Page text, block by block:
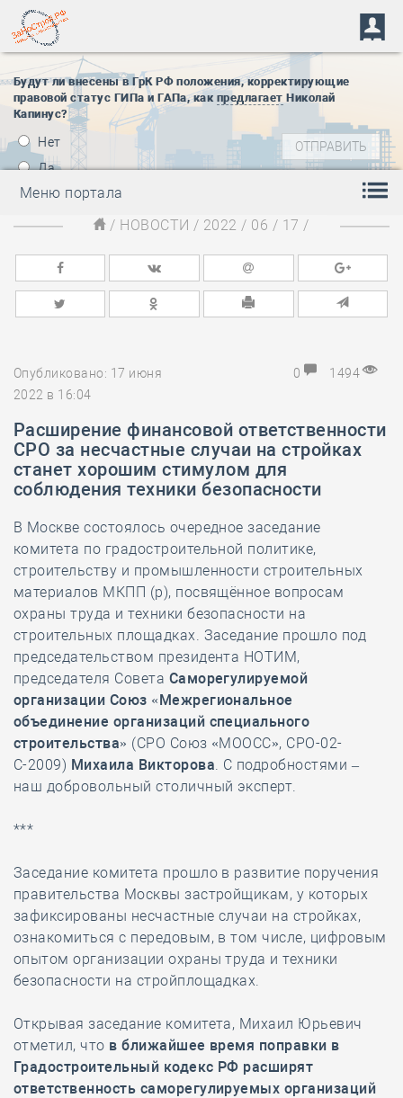
Будут ли внесены в ГрК РФ положения, корректирующие
правовой статус ГИПа и ГАПа, как предлагает Николай
Капинус?
Нет
Да
Меню портала
/ НОВОСТИ / 2022 / 06 / 17 /
Опубликовано: 17 июня
2022 в 16:04
0 1494
Расширение финансовой ответственности
СРО за несчастные случаи на стройках
станет хорошим стимулом для
соблюдения техники безопасности
В Москве состоялось очередное заседание
комитета по градостроительной политике,
строительству и промышленности строительных
материалов МКПП (р), посвящённое вопросам
охраны труда и техники безопасности на
строительных площадках. Заседание прошло под
председательством президента НОТИМ,
председателя Совета Саморегулируемой
организации Союз «Межрегиональное
объединение организаций специального
строительства» (СРО Союз «МООСС», СРО-02-
С-2009) Михаила Викторова. С подробностями –
наш добровольный столичный эксперт.
***
Заседание комитета прошло в развитие поручения
правительства Москвы застройщикам, у которых
зафиксированы несчастные случаи на стройках,
ознакомиться с передовым, в том числе, цифровым
опытом организации охраны труда и техники
безопасности на стройплощадках.
Открывая заседание комитета, Михаил Юрьевич
отметил, что в ближайшее время поправки в
Градостроительный кодекс РФ расширят
ответственность саморегулируемых организаций